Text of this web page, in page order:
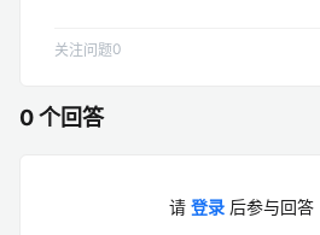
关注问题0
0 个回答
请 登录 后参与回答